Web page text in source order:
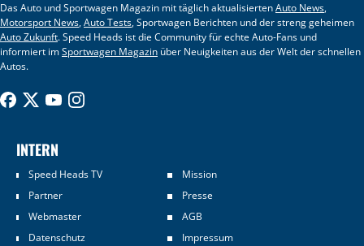
Das Auto und Sportwagen Magazin mit täglich aktualisiertenAuto News,
Motorsport News,Auto Tests, Sportwagen Berichten und der streng geheimen
Auto Zukunft. Speed Heads ist die Community für echte Auto-Fans und
informiert imSportwagen Magazin über Neuigkeiten aus der Welt der schnellen
Autos.
INTERN
Speed Heads TV
Mission
Partner
Presse
Webmaster
AGB
Datenschutz
Impressum